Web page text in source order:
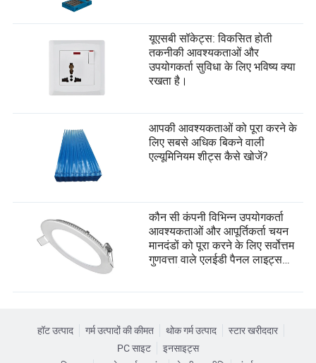
यूएसबी सॉकेट्स: विकसित होती
तकनीकी आवश्यकताओं और
उपयोगकर्ता सुविधा के लिए भविष्य क्या
रखता है।
आपकी आवश्यकताओं को पूरा करने के
लिए सबसे अधिक बिकने वाली
एल्यूमिनियम शीट्स कैसे खोजें?
कौन सी कंपनी विभिन्न उपयोगकर्ता
आवश्यकताओं और आपूर्तिकर्ता चयन
मानदंडों को पूरा करने के लिए सर्वोत्तम
गुणवत्ता वाले एलईडी पैनल लाइट्स
हॉट उत्पाद गर्म उत्पादों की कीमत थोक गर्म उत्पाद
स्टार खरीददार
PC साइट
इनसाइट्स